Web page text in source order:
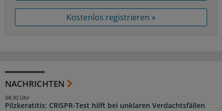
Kostenlos registrieren »
NACHRICHTEN
Pilzkeratitis: CRISPR-Test hilft bei unklaren Verdachtsfällen
04:30 Uhr